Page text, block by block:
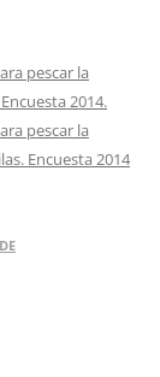
pescar la
2014.
pescar la
Encuesta 2014